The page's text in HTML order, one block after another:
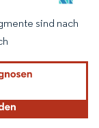
Namensnennung
sind nach